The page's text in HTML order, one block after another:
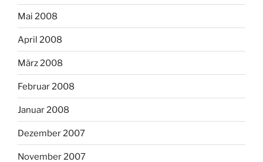
Mai 2008
April 2008
März 2008
Februar 2008
Januar 2008
Dezember 2007
November 2007